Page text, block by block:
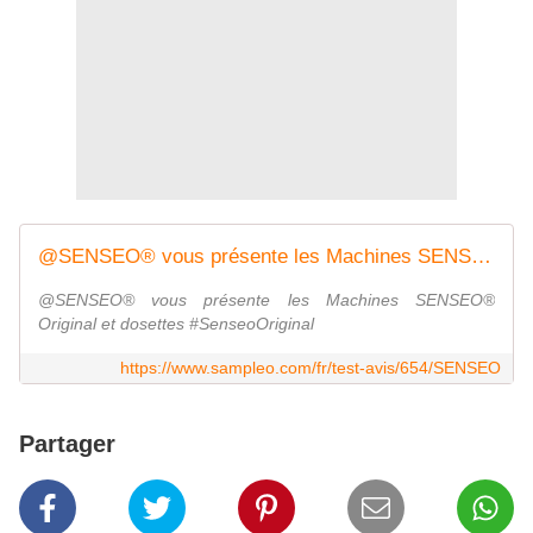
@SENSEO® vous présente les Machines SENSEO® Original et dosettes #SenseoOriginal
@SENSEO® vous présente les Machines SENSEO®
Original et dosettes #SenseoOriginal
https://www.sampleo.com/fr/test-avis/654/SENSEO
Partager